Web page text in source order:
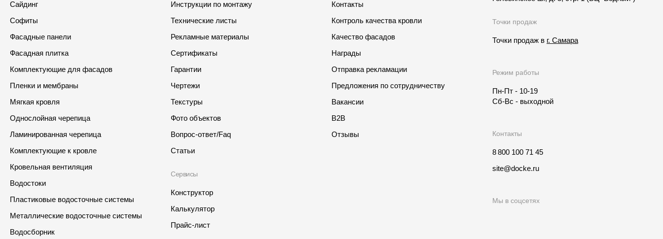
Сайдинг
Софиты
Фасадные панели
Фасадная плитка
Комплектующие для фасадов
Пленки и мембраны
Мягкая кровля
Однослойная черепица
Ламинированная черепица
Комплектующие к кровле
Кровельная вентиляция
Водостоки
Пластиковые водосточные системы
Металлические водосточные системы
Водосборник
Инструкции по монтажу
Технические листы
Рекламные материалы
Сертификаты
Гарантии
Чертежи
Текстуры
Фото объектов
Вопрос-ответ/Faq
Статьи
Сервисы
Конструктор
Калькулятор
Прайс-лист
Контакты
Контроль качества кровли
Качество фасадов
Награды
Отправка рекламации
Предложения по сотрудничеству
Вакансии
B2B
Отзывы
Точки продаж
Точки продаж в г. Самара
Режим работы
Пн-Пт - 10-19
Сб-Вс - выходной
Контакты
8 800 100 71 45
site@docke.ru
Мы в соцсетях